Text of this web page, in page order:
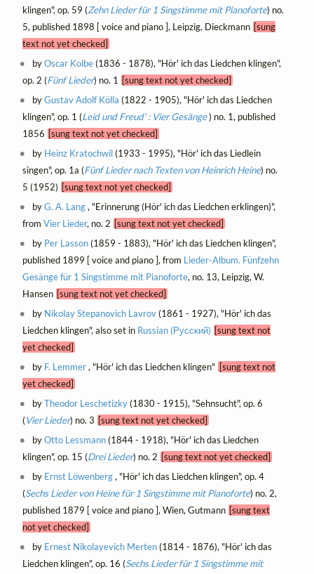
klingen", op. 59 (Zehn Lieder für 1 Singstimme mit Pianoforte) no.
5, published 1898 [ voice and piano ], Leipzig, Dieckmann [sung
text not yet checked]
byOscar Kolbe(1836 - 1878), "Hör' ich das Liedchen klingen",
op. 2 (Fünf Lieder) no. 1
[sung text not yet checked]
byGustav Adolf Kölla (1822 - 1905), "Hör' ich das Liedchen
klingen", op. 1 (Leid und Freud' : Vier Gesänge) no. 1, published
1856 [sung text not yet checked]
by Heinz Kratochwil(1933 - 1995), "Hör' ich das Liedlein
singen", op. 1a (Fünf Lieder nach Texten von Heinrich Heine) no.
5 (1952) [sung text not yet checked]
byG. A. Lang, "Erinnerung (Hör' ich das Liedchen erklingen)",
from Vier Lieder, no. 2 [sung text not yet checked]
by Per Lasson(1859 - 1883), "Hör' ich das Liedchen klingen",
published 1899 [ voice and piano ], from Lieder-Album. Fünfzehn
Gesänge für 1 Singstimme mit Pianoforte, no. 13, Leipzig, W.
Hansen [sung text not yet checked]
by Nikolay Stepanovich Lavrov(1861 - 1927), "Hör' ich das
Liedchen klingen", also set in Russian (Русский) [sung text not
yet checked]
by F. Lemmer, "Hör' ich das Liedchen klingen" [sung text not
yet checked]
byTheodor Leschetizky(1830 - 1915), "Sehnsucht", op. 6
(Vier Lieder) no. 3 [sung text not yet checked]
byOtto Lessmann(1844 - 1918), "Hör' ich das Liedchen
klingen", op. 15 (Drei Lieder) no. 2 [sung text not yet checked]
by Ernst Löwenberg, "Hör' ich das Liedchen klingen", op. 4
(Sechs Lieder von Heine für 1 Singstimme mit Pianoforte) no. 2,
published 1879 [ voice and piano ], Wien, Gutmann [sung text
not yet checked]
by Ernest Nikolayevich Merten(1814 - 1876), "Hör' ich das
Liedchen klingen", op. 16 (Sechs Lieder für 1 Singstimme mit